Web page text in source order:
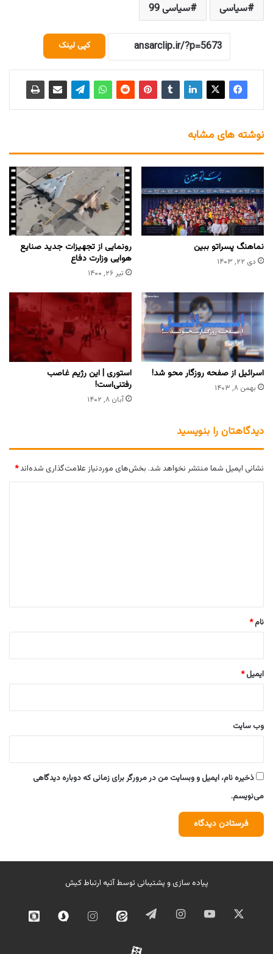
سیاسی
سیاسی 99
کپی لینک
نوشته های مشابه
نماهنگ پسراتو ببین
دی ۲۲, ۱۴۰۳
رونمایی از تجهیزات جدید صنایع
هوایی وزارت دفاع
تیر ۲۶, ۱۴۰۰
اسرائیل از صفحه روزگار محو شد!
بهمن ۸, ۱۴۰۳
استوری | این رژیم غاصب
رفتنی‌است!
آبان ۸, ۱۴۰۲
دیدگاهتان را بنویسید
نشانی ایمیل شما منتشر نخواهد شد. بخش‌های موردنیاز علامت‌گذاری شده‌اند*
نام*
ایمیل*
وب‌ سایت
ذخیره نام، ایمیل و وبسایت من در مرورگر برای زمانی که دوباره دیدگاهی
می‌نویسم.
پیاده سازی و پشتیبانی توسطآتیه ارتباط کیش
ایکس یوتیوب اینستاگرامتلگرام ایتا
اینستاگرامسروش